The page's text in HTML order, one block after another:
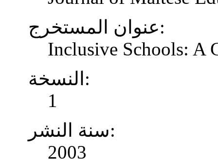
عنوان المستخرج:
Inclusive Schools: A
النسخة:
1
سنة النشر:
2003